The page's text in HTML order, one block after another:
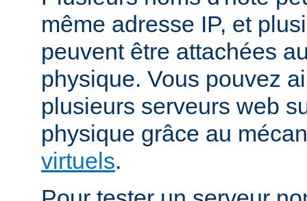
même adresse IP, et
peuvent être attachées
physique. Vous pouvez
plusieurs serveurs web
physique grâce au
virtuels.